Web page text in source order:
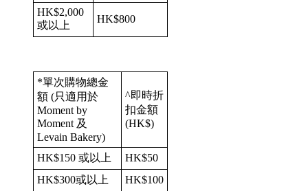
HK$2,000
或以上
HK$800
*單次購物總金
額 (只適用於
Moment by
Moment 及
Levain Bakery)
^即時折
扣金額
(HK$)
HK$150 或以上
HK$50
HK$300或以上
HK$100